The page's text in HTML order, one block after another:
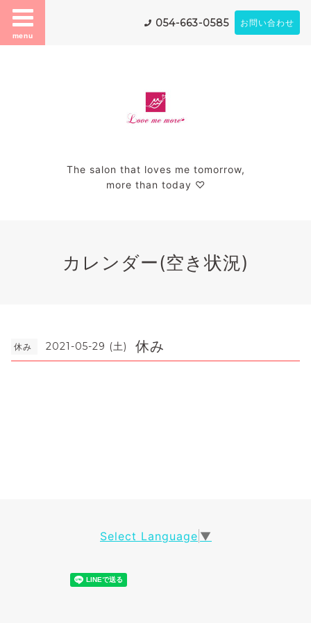
menu
054-663-0585 お問い合わせ
The salon that loves me tomorrow,
more than today ♡
カレンダー(空き状況)
休み 2021-05-29 (土) 休み
Select Language ▼